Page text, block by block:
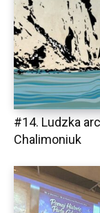
#14. Ludzka
Chalimoniuk